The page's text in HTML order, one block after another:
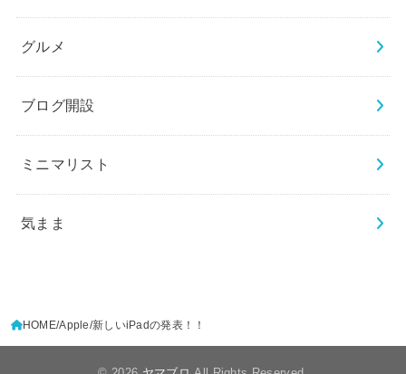
グルメ
ブログ開設
ミニマリスト
気まま
HOME Apple 新しいiPadの発表！！